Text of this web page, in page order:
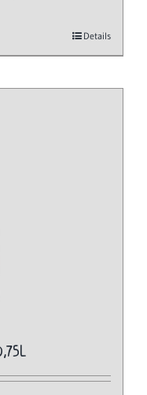
Details